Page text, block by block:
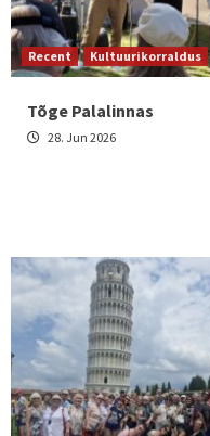
Recent Kultuurikorraldus
Tõge Palalinnas
28. Jun 2026